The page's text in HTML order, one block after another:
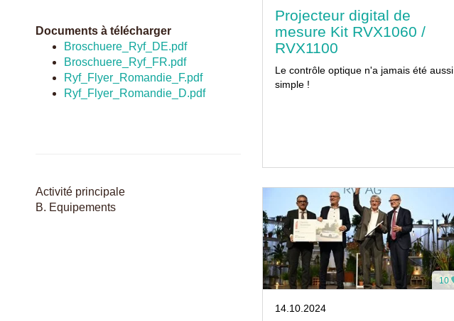
Documents à télécharger
Broschuere_Ryf_DE.pdf
Broschuere_Ryf_FR.pdf
Ryf_Flyer_Romandie_F.pdf
Ryf_Flyer_Romandie_D.pdf
Activité principale
B. Equipements
Projecteur digital de
mesure Kit RVX1060 /
RVX1100
Le contrôle optique n'a jamais été aussi
simple !
10
14.10.2024